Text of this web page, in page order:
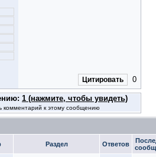
Цитировать 0
1 (нажмите, чтобы увидеть)
комментарий к этому сообщению
Раздел Ответов